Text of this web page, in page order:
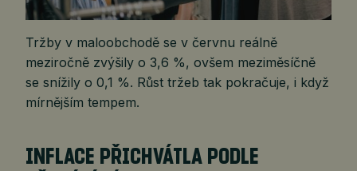
Tržby v maloobchodě se v červnu reálně
meziročně zvýšily o 3,6 %, ovšem meziměsíčně
se snížily o 0,1 %. Růst tržeb tak pokračuje, i když
mírnějším tempem.
INFLACE PŘICHVÁTLA PODLE